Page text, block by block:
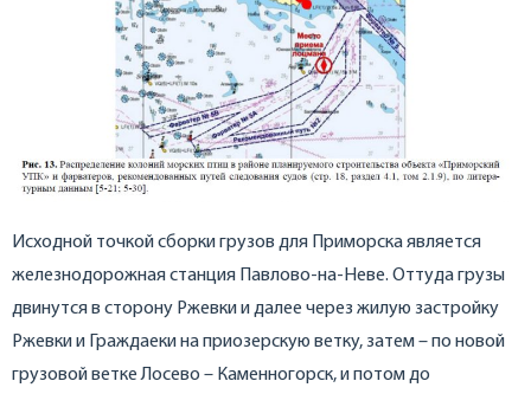
Исходной точкой сборки грузов для Приморска является
железнодорожная станция Павлово-на-Неве. Оттуда грузы
двинутся в сторону Ржевки и далее через жилую застройку
Ржевки и Граждаеки на приозерскую ветку, затем – по новой
грузовой ветке Лосево – Каменногорск, и потом до